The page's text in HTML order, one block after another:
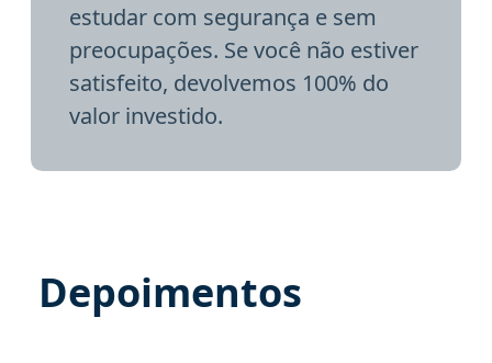
estudar com segurança e sem
preocupações. Se você não estiver
satisfeito, devolvemos 100% do
valor investido.
Depoimentos